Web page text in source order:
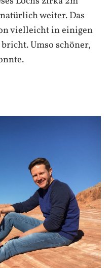
weiter. Das
vielleicht in einigen
Umso schöner,